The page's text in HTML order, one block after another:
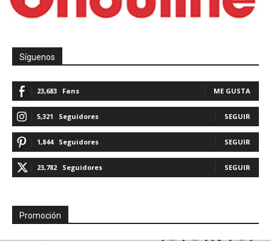
Síguenos
23,683 Fans ME GUSTA
5,321 Seguidores SEGUIR
1,844 Seguidores SEGUIR
23,782 Seguidores SEGUIR
Promoción